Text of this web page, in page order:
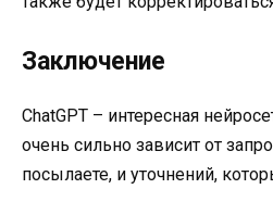
Заключение
ChatGPT – интересная
очень сильно зависит от
посылаете, и уточнений,